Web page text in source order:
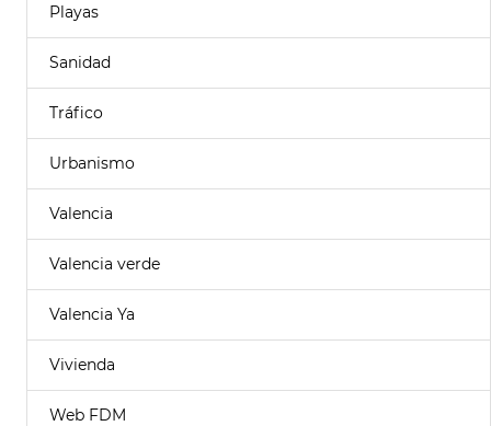
Playas
Sanidad
Tráfico
Urbanismo
Valencia
Valencia verde
Valencia Ya
Vivienda
Web FDM